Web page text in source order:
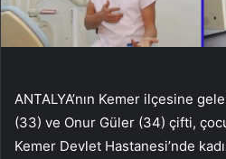
ANTALYA’nın Kemer ilçesine
(33) ve Onur Güler (34) çifti,
Kemer Devlet Hastanesi’nde